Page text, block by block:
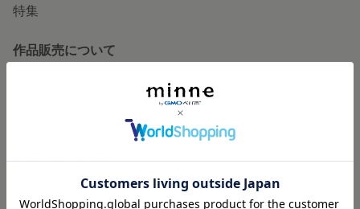
特集
作品販売について
ダウンロード販売
minne PLUS